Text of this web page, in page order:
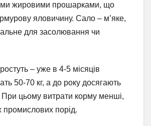
жировими прошарками, що
яловичину. Сало – м’яке,
для засолювання чи
– уже в 4-5 місяців
50-70 кг, а до року досягають
При цьому витрати корму менші,
промислових порід.